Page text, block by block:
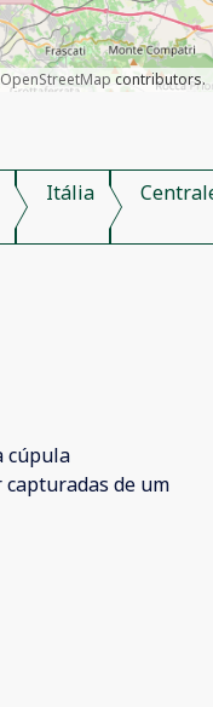
OpenStreetMapcontributors.
Itália